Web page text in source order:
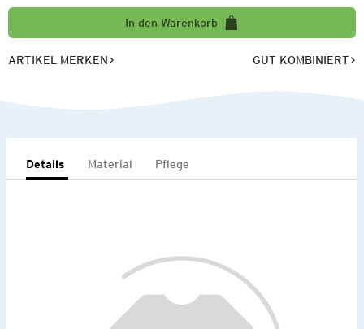
In den Warenkorb
ARTIKEL MERKEN GUT KOMBINIERT
Details Material Pflege